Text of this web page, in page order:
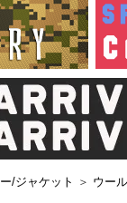
/ジャケット ＞ ウー